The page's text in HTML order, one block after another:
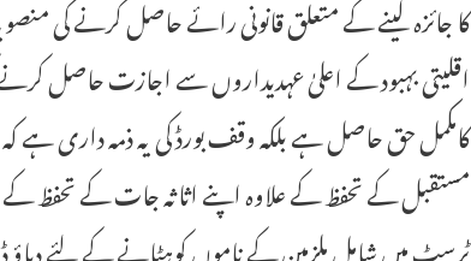
کا جائزہ لینے کے متعلق قانونی رائے حاصل کرنے کی
اقلیتی بہبود کے اعلیٰ عہدیداروں سے اجازت حاصل
کامکمل حق حاصل ہے بلکہ وقف بورڈ کی یہ ذمہ داری ہے
مستقبل کے تحفظ کے علاوہ اپنے اثاثہ جات کے تحفظ
ٹرسٹ میں شامل ملزمین کے ناموں کوہٹانے کے لئے دباؤ